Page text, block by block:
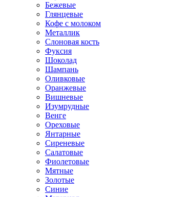
Бежевые
Глянцевые
Кофе с молоком
Металлик
Слоновая кость
Фуксия
Шоколад
Шампань
Оливковые
Оранжевые
Вишневые
Изумрудные
Венге
Ореховые
Янтарные
Сиреневые
Салатовые
Фиолетовые
Мятные
Золотые
Синие